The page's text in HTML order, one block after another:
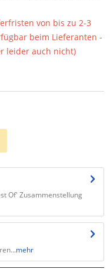
von bis zu 2-3
beim Lieferanten -
leider auch nicht)
Of' Zusammenstellung
mehr